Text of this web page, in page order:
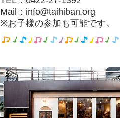
Mail：info@taihiban.org
※お子様の参加も可能です。